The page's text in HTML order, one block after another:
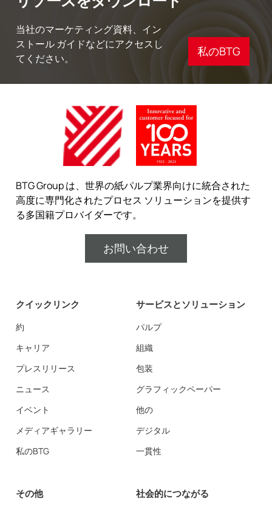
当社のマーケティング資料、イン
ストール ガイドなどにアクセスし
てください。
私のBTG
BTG Group は、世界の紙パルプ業界向けに統合された
高度に専門化されたプロセス ソリューションを提供す
る多国籍プロバイダーです。
お問い合わせ
クイックリンク
約
キャリア
プレスリリース
ニュース
イベント
メディアギャラリー
私のBTG
サービスとソリューション
パルプ
組織
包装
グラフィックペーパー
他の
デジタル
一貫性
その他 社会的につながる